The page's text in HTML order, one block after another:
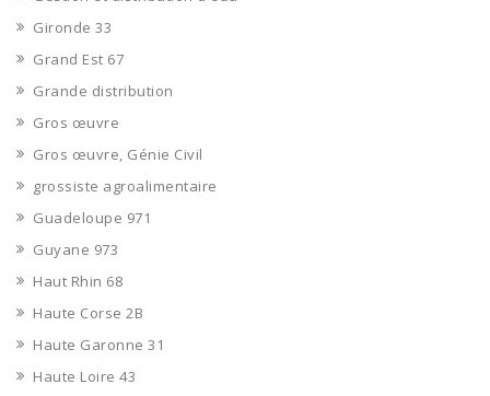
Gironde 33
Grand Est 67
Grande distribution
Gros œuvre
Gros œuvre, Génie Civil
grossiste agroalimentaire
Guadeloupe 971
Guyane 973
Haut Rhin 68
Haute Corse 2B
Haute Garonne 31
Haute Loire 43